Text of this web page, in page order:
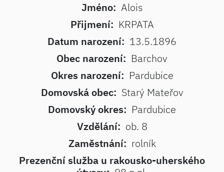
Jméno: Alois
Přijmení: KRPATA
Datum narození: 13.5.1896
Obec narození: Barchov
Okres narození: Pardubice
Domovská obec: Starý Mateřov
Domovský okres: Pardubice
Vzdělání: ob. 8
Zaměstnání: rolník
Prezenční služba u rakousko-uherského